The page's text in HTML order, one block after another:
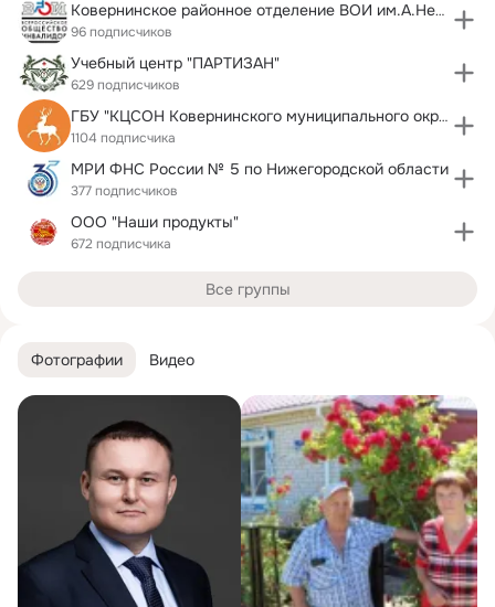
Фотографии Видео
Ковернинское районное отделение ВОИ им.А.Невского
96 подписчиков
Учебный центр "ПАРТИЗАН"
629 подписчиков
ГБУ "КЦСОН Ковернинского муниципального округа"
1104 подписчика
МРИ ФНС России № 5 по Нижегородской области
377 подписчиков
ООО "Наши продукты"
672 подписчика
Все группы